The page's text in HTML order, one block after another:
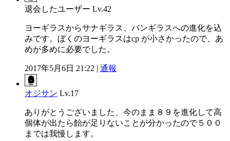
退会したユーザー Lv.42
ヨーギラスからサナギラス、バンギラスへの進化を込
みです。ぼくのヨーギラスはcp が小さかったので、あ
めが多めに必要でした。
2017年5月6日 21:22 | 通報
オジサン Lv.17
ありがとうございました、今のまま８９を進化して高
個体が出たら飴が足りないことが分かったので５００
までは我慢します。